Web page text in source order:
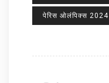
पेरिस ओलंपिक्स 2024